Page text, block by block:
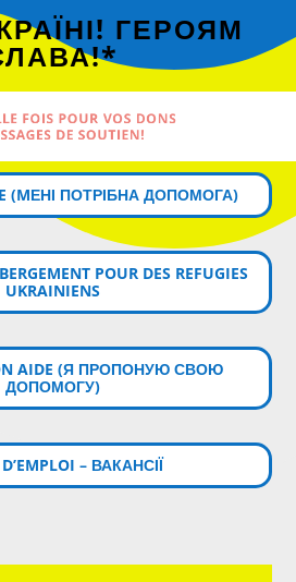
ГЕРОЯМ
FOIS POUR VOS DONS
DE SOUTIEN!
(MЕНІ ПОТРІБНА ДОПОМОГА)
POUR DES REFUGIES
UKRAINIENS
AIDE (Я ПРОПОНУЮ СВОЮ
ДОПОМОГУ)
D’EMPLOI – ВАКАНСІЇ